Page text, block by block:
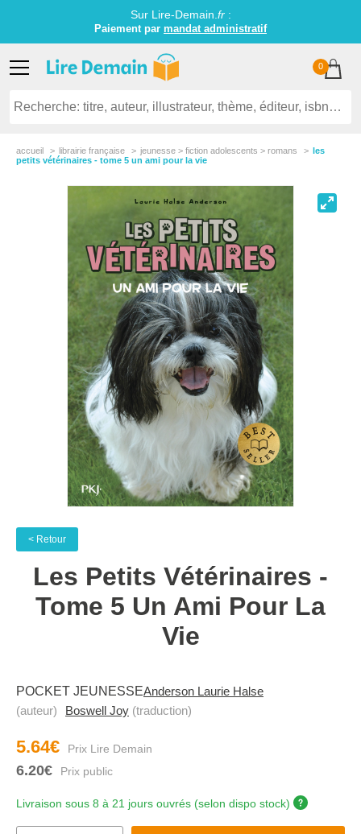
Sur Lire-Demain. fr:
Paiement par mandat administratif
0
accueil librairie française jeunesse > fiction adolescents > romans
les
petits vétérinaires - tome 5 un ami pour la vie
< Retour
Les Petits Vétérinaires -
Tome 5 Un Ami Pour La
Vie
POCKET JEUNESSEAnderson Laurie Halse
(auteur)
Boswell Joy (traduction)
5.64€
6.20€
Livraison sous 8 à 21 jours ouvrés (selon dispo stock)